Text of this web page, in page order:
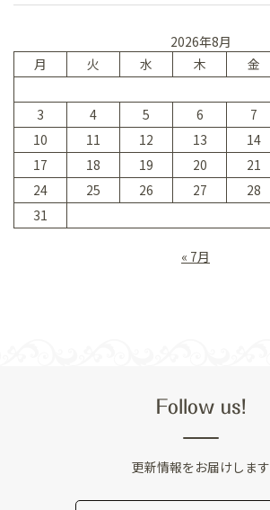
2026年8月
月
火 水 木 金
3
4 5 6 7
10
11 12 13 14
17
18 19 20 21
24
25 26 27 28
31
« 7月
Follow us!
更新情報をお届けします